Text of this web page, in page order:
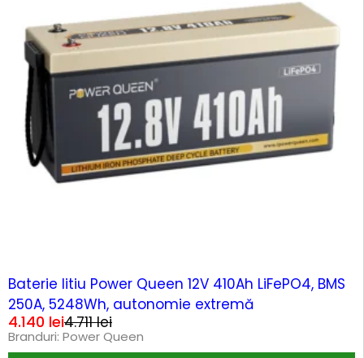
-12%
Baterie litiu Power Queen 12V 410Ah LiFePO4, BMS
250A, 5248Wh, autonomie extremă
4.711lei
4.140 lei
Branduri: Power Queen